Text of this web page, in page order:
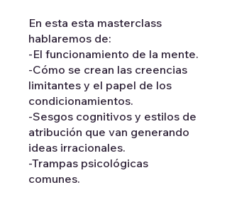
En esta esta masterclass
hablaremos de:
-El funcionamiento de la mente.
-Cómo se crean las creencias
limitantes y el papel de los
condicionamientos.
-Sesgos cognitivos y estilos de
atribución que van generando
ideas irracionales.
-Trampas psicológicas
comunes.